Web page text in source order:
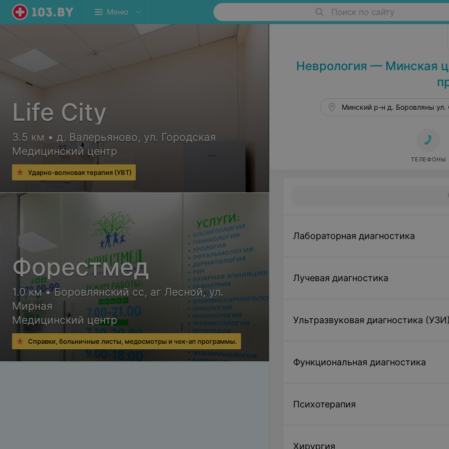
Меню Поиск по сайту
Больницы в Боровлянах
Неврология — Минская
Минский р-н д. Боровляны ул.
ТЕЛЕФОНЫ
Лабораторная диагностика
Лучевая диагностика
Ультразвуковая диагностика
Функциональная диагностика
Психотерапия
Хирургия
Life City
3.5 км • д. Валерьяново, ул. Городская
Медицинский центр
Ударно-волновая терапия (УВТ)
Форестмед
1.0 км • Боровлянский сс, аг Лесной, ул.
Мирная
Медицинский центр
Справки, больничные листы, медосмотры и чек-ап программы.